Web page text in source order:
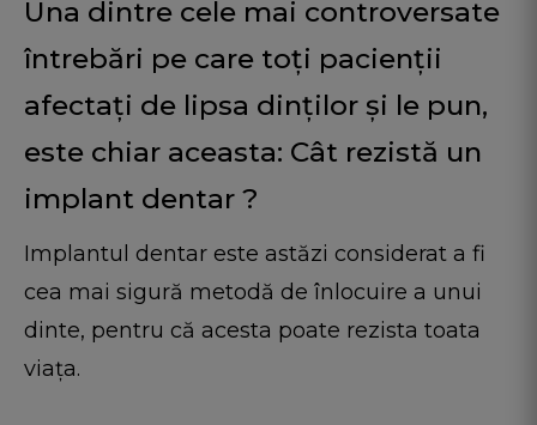
Una dintre cele mai controversate
întrebări pe care toți pacienții
afectați de lipsa dinților și le pun,
este chiar aceasta: Cât rezistă un
implant dentar ?
Implantul dentar este astăzi considerat a fi
cea mai sigură metodă de înlocuire a unui
dinte, pentru că acesta poate rezista toata
viața.